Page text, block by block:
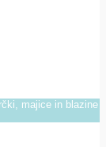
majice in blazine